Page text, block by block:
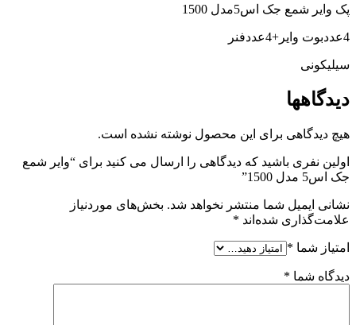
پک وایر شمع جک اس5مدل 1500
4عددبوت وایر+4عددفنر
سیلیکونی
دیدگاهها
هیچ دیدگاهی برای این محصول نوشته نشده است.
اولین نفری باشید که دیدگاهی را ارسال می کنید برای “وایر شمع
جک اس5 مدل 1500”
نشانی ایمیل شما منتشر نخواهد شد. بخش‌های موردنیاز
علامت‌گذاری شده‌اند *
امتیاز شما *
دیدگاه شما *